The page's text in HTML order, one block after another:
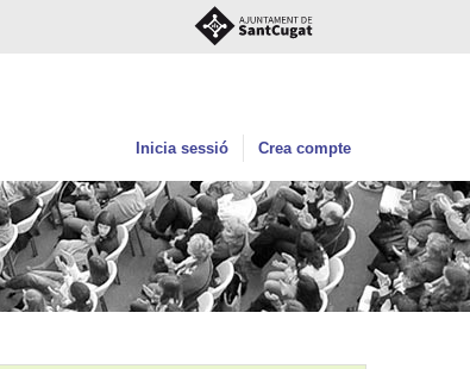
Inicia sessió Crea compte